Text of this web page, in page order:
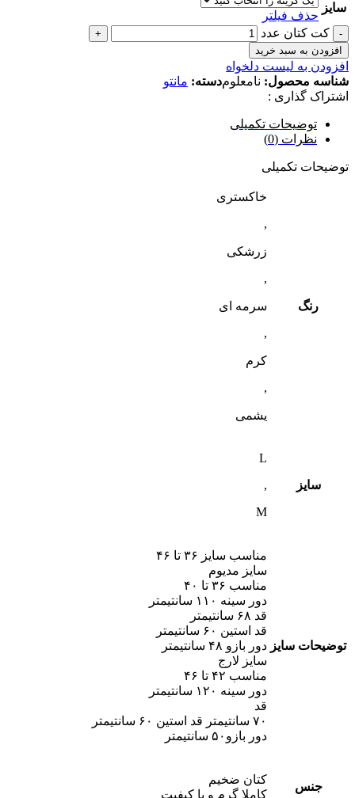
سایز
حذف فیلتر
کت کتان عدد
افزودن به سبد خرید
افزودن به لیست دلخواه
شناسه محصول: نامعلومدسته: مانتو
اشتراک گذاری :
توضیحات تکمیلی
نظرات (0)
توضیحات تکمیلی
رنگ
خاکستری
,
زرشکی
,
سرمه ای
,
کرم
,
یشمی
سایز
L
,
M
توضیحات سایز
مناسب سایز ۳۶ تا ۴۶
سایز مدیوم
مناسب ۳۶ تا ۴۰
دور سینه ۱۱۰ سانتیمتر
قد ۶۸ سانتیمتر
قد استین ۶۰ سانتیمتر
دور بازو ۴۸ سانتیمتر
سایز لارج
مناسب ۴۲ تا ۴۶
دور سینه ۱۲۰ سانتیمتر
قد
۷۰ سانتیمتر قد استین ۶۰ سانتیمتر
دور بازو‌۵۰ سانتیمتر
جنس
کتان ضخیم
کاملا گرم و با کیفیت